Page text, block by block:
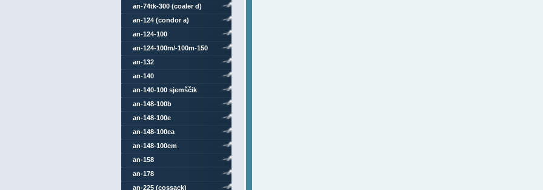
an-74tk-300 (coaler d)
an-124 (condor a)
an-124-100
an-124-100m/-100m-150
an-132
an-140
an-140-100 sjemščik
an-148-100b
an-148-100e
an-148-100ea
an-148-100em
an-158
an-178
an-225 (cossack)